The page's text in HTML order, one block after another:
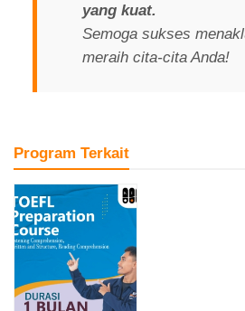
yang kuat.
Semoga sukses
meraih cita-cita Anda!
Program Terkait